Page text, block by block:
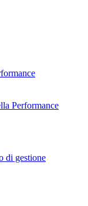
Performance
di gestione